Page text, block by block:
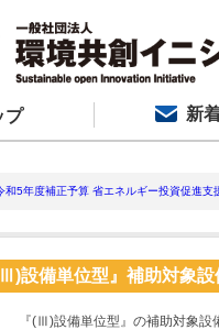
プ 新
和5年度補正予算 省エネルギー投資促進支
設備単位型』補助対象設
『(Ⅲ)設備単位型』の補助対象設